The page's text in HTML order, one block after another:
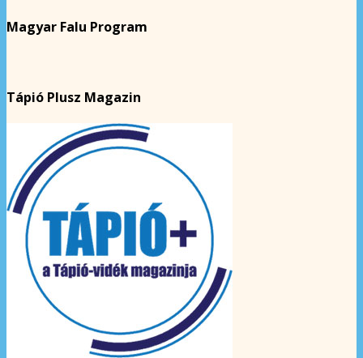
Magyar Falu Program
Tápió Plusz Magazin